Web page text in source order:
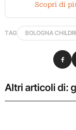
Scopri di
TAG BOLOGNA
Altri articoli di: